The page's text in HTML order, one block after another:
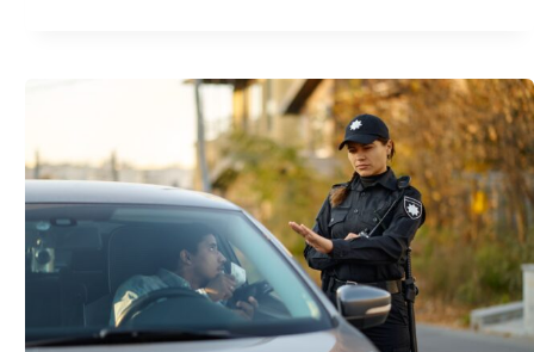
REGIÃO